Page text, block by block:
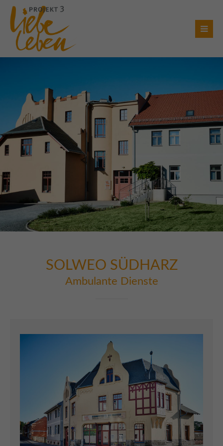
Login
Benutzername
Passwort
Register|Lost your password?
Support
/ 365days
(GMT +1)
Get in touch
Cybersteel Inc.
376-293 City Road, Suite 600
San Francisco, CA 94102
SOLWEO SÜDHARZ
Ambulante Dienste